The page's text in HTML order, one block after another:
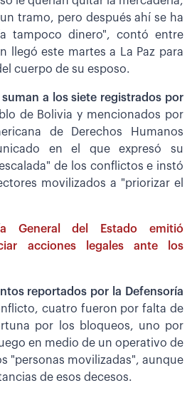
tramo, pero después ahí se ha
tampoco dinero", contó entre
llegó este martes a La Paz para
cuerpo de su esposo.
suman a los siete registrados por
de Bolivia y mencionados por
de Derechos Humanos
en el que expresó su
de los conflictos e instó
movilizados a "priorizar el
General del Estado emitió
acciones legales ante los
reportados por la Defensoría
cuatro fueron por falta de
por los bloqueos, uno por
en medio de un operativo de
"personas movilizadas", aunque
de esos decesos.